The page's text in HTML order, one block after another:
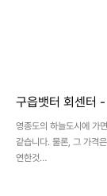
구읍뱃터 회센터
영종도의 하늘도시에 가
같습니다. 물론, 그 가격
연한것…